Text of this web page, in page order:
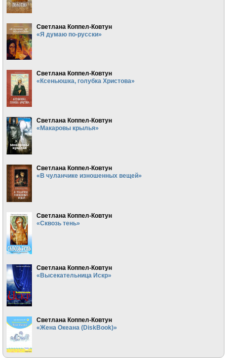
Светлана Коппел-Ковтун
«Я думаю по-русски»
Светлана Коппел-Ковтун
«Ксеньюшка, голубка Христова»
Светлана Коппел-Ковтун
«Макаровы крылья»
Светлана Коппел-Ковтун
«В чуланчике изношенных вещей»
Светлана Коппел-Ковтун
«Сквозь тень»
Светлана Коппел-Ковтун
«Высекательница Искр»
Светлана Коппел-Ковтун
«Жена Океана (DiskBook)»